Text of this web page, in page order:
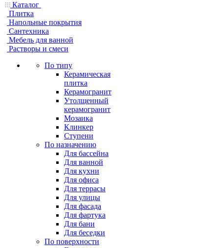
Каталог
Плитка
Напольные покрытия
Сантехника
Мебель для ванной
Растворы и смеси
По типу
Керамическая
плитка
Керамогранит
Утолщенный
керамогранит
Мозаика
Клинкер
Ступени
По назначению
Для бассейна
Для ванной
Для кухни
Для офиса
Для террасы
Для улицы
Для фасада
Для фартука
Для бани
Для беседки
По поверхности